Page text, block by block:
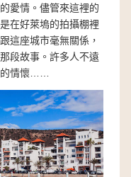
愛情。儘管來這裡的
在好萊塢的拍攝棚裡
這座城市毫無關係，
段故事。許多人不遠
情懷……